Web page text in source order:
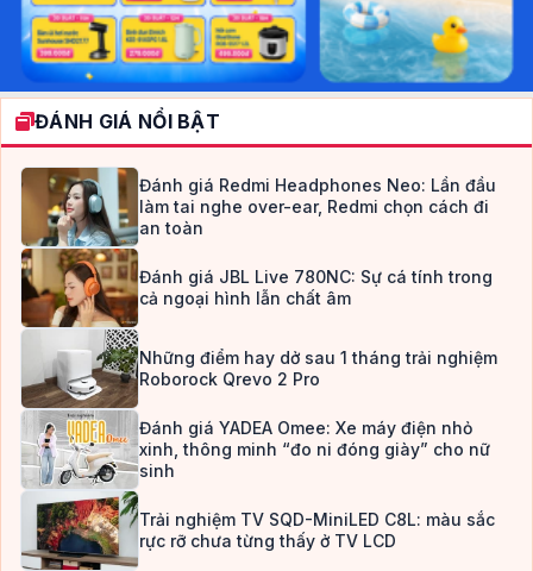
ĐÁNH GIÁ NỔI BẬT
Đánh giá Redmi Headphones Neo: Lần đầu
làm tai nghe over-ear, Redmi chọn cách đi
an toàn
Đánh giá JBL Live 780NC: Sự cá tính trong
cả ngoại hình lẫn chất âm
Những điểm hay dở sau 1 tháng trải nghiệm
Roborock Qrevo 2 Pro
Đánh giá YADEA Omee: Xe máy điện nhỏ
xinh, thông minh “đo ni đóng giày” cho nữ
sinh
Trải nghiệm TV SQD-MiniLED C8L: màu sắc
rực rỡ chưa từng thấy ở TV LCD